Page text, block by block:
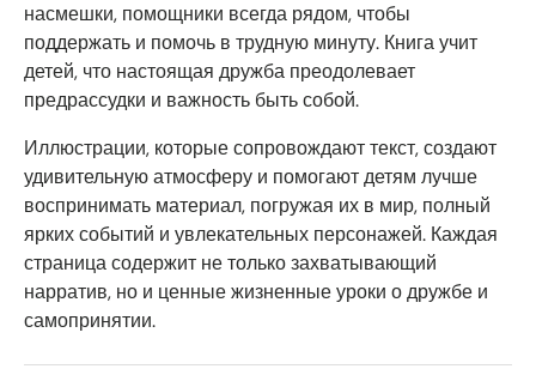
насмешки, помощники всегда рядом, чтобы
поддержать и помочь в трудную минуту. Книга учит
детей, что настоящая дружба преодолевает
предрассудки и важность быть собой.
Иллюстрации, которые сопровождают текст, создают
удивительную атмосферу и помогают детям лучше
воспринимать материал, погружая их в мир, полный
ярких событий и увлекательных персонажей. Каждая
страница содержит не только захватывающий
нарратив, но и ценные жизненные уроки о дружбе и
самопринятии.